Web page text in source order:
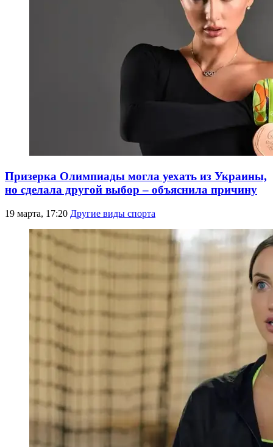
Призерка Олимпиады могла уехать из Украины,
но сделала другой выбор – объяснила причину
19 марта, 17:20 Другие виды спорта